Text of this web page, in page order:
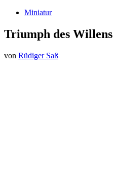
Miniatur
Triumph des Willens
von Rüdiger Saß